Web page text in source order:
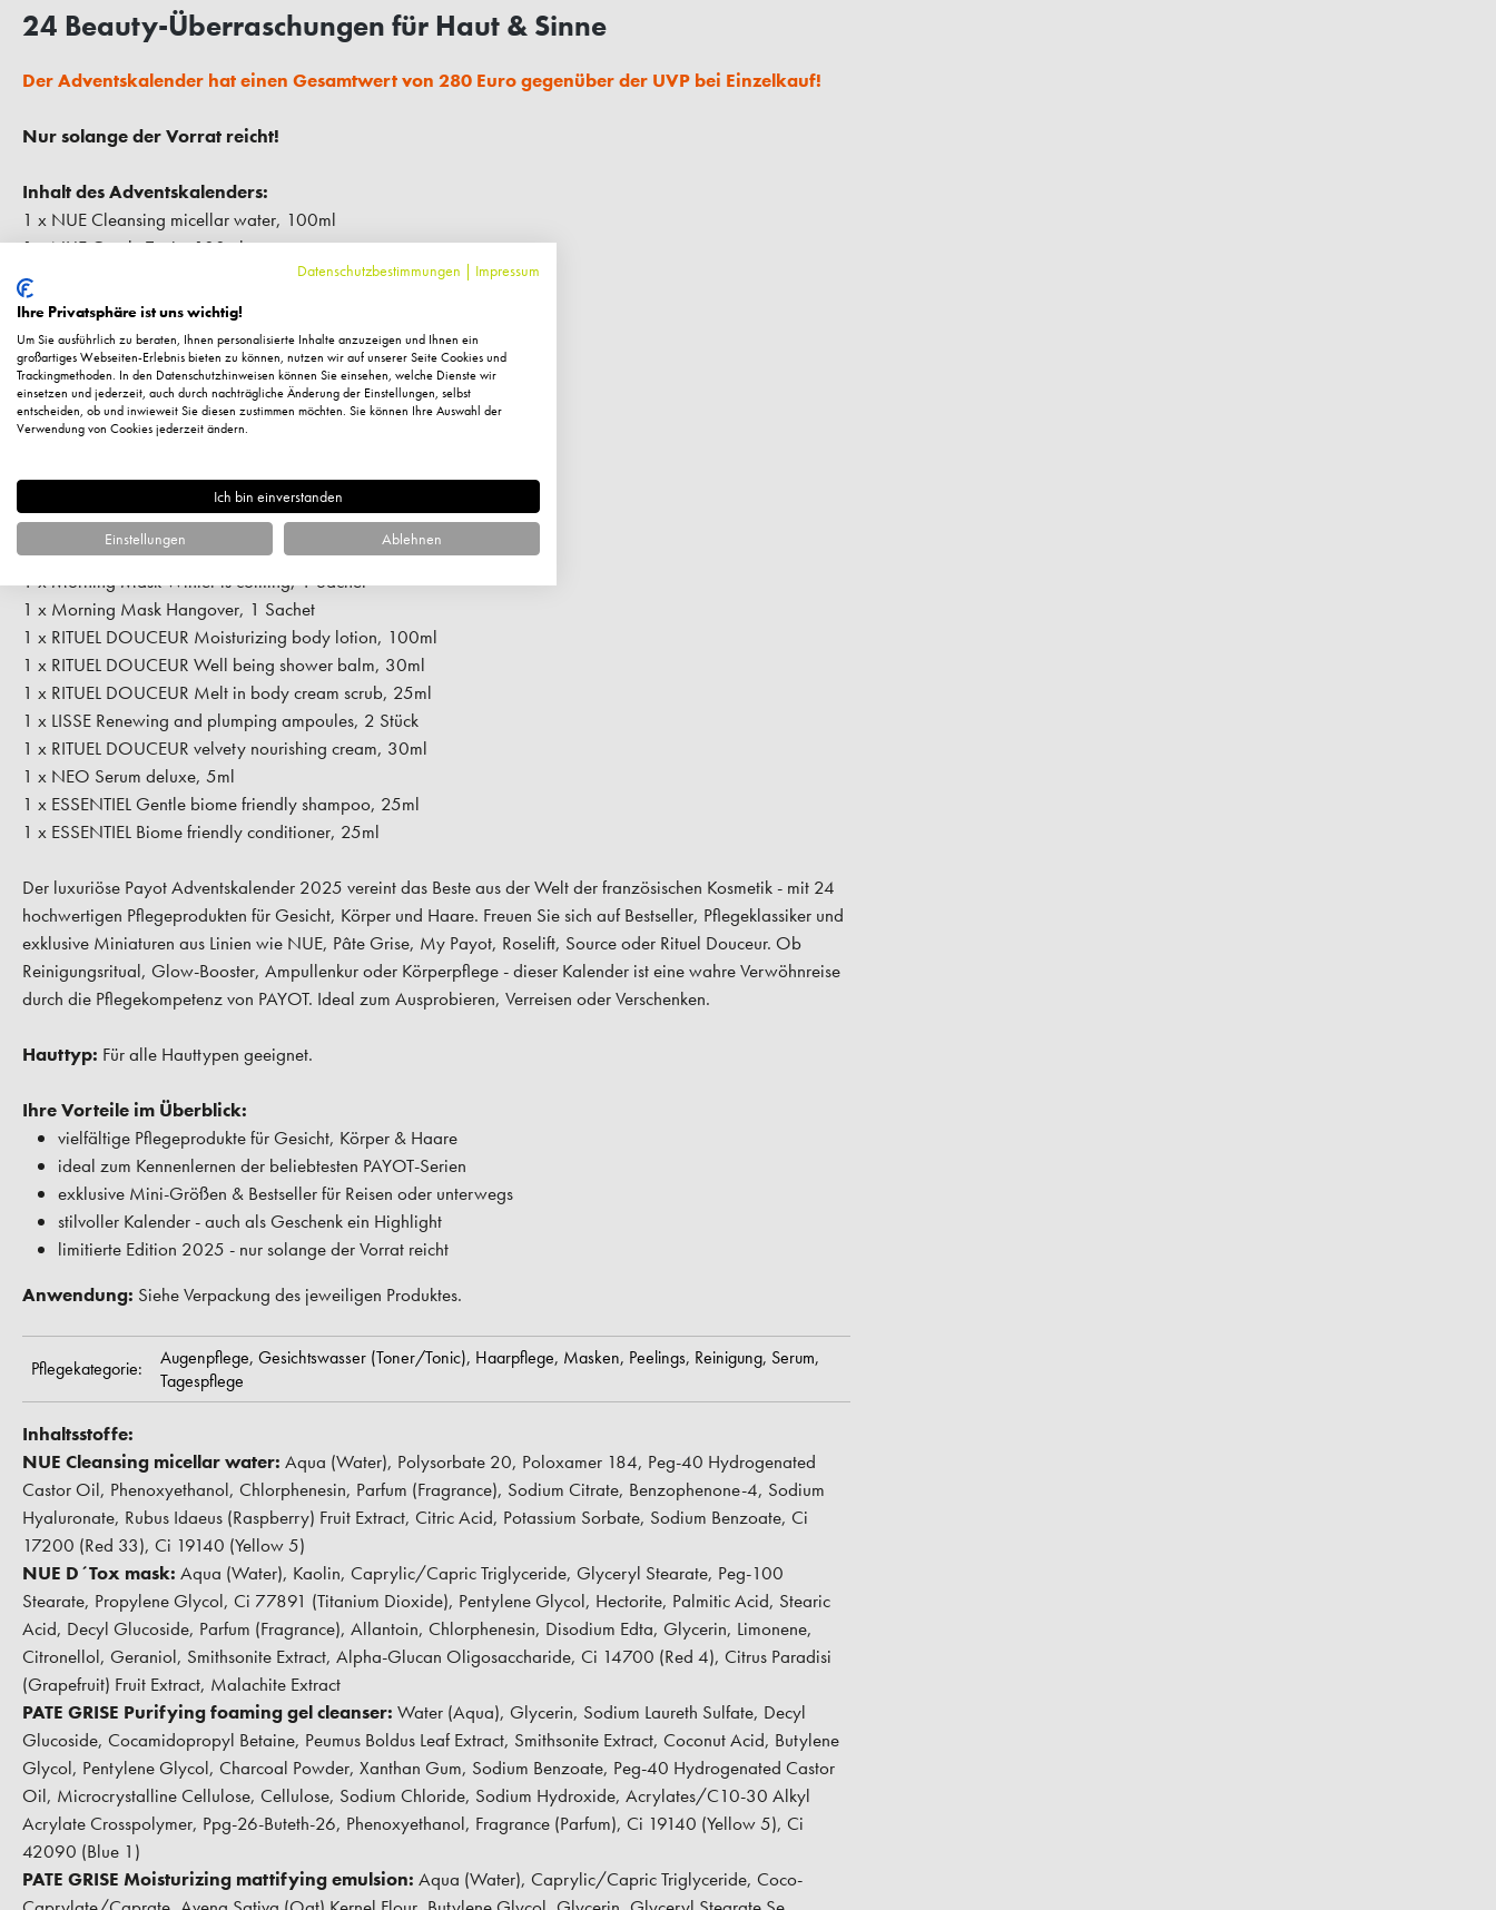
24 Beauty-Überraschungen für Haut & Sinne
Der Adventskalender hat einen Gesamtwert von 280 Euro gegenüber der UVP bei Einzelkauf!
Nur solange der Vorrat reicht!
Inhalt des Adventskalenders:
1 x NUE Cleansing micellar water, 100ml
1 x NUE Gentle Tonic, 100ml
1 x NUE D´Tox mask, 15ml
1 x PATE GRISE Purifying foaminggel cleanser, 50ml
1 x PATE GRISE Moisturizing mattifying emulsion, 15ml
1 x Konjak Sponge, 1 Stück
1 x MY PAYOT Radiance sleep mask, 15ml
1 x MY PAYOT Vitamin rich cream, 30ml
1 x No 2 Cachemire Cream, 15ml
1 x SOURCE Adaptogen moisturizing cream, 30ml
1 x SOURCE Rehydrating balm mask, 15ml
1 x ROSELIFT Lifting Eye patch, 1 Sachet
1 x Morning Mask Winter is coming, 1 Sachet
1 x Morning Mask Hangover, 1 Sachet
1 x RITUEL DOUCEUR Moisturizing body lotion, 100ml
1 x RITUEL DOUCEUR Well being shower balm, 30ml
1 x RITUEL DOUCEUR Melt in body cream scrub, 25ml
1 x LISSE Renewing and plumping ampoules, 2 Stück
1 x RITUEL DOUCEUR velvety nourishing cream, 30ml
1 x NEO Serum deluxe, 5ml
1 x ESSENTIEL Gentle biome friendly shampoo, 25ml
1 x ESSENTIEL Biome friendly conditioner, 25ml
Der luxuriöse Payot Adventskalender 2025 vereint das Beste aus der Welt der französischen Kosmetik - mit 24
hochwertigen Pflegeprodukten für Gesicht, Körper und Haare. Freuen Sie sich auf Bestseller, Pflegeklassiker und
exklusive Miniaturen aus Linien wie NUE, Pâte Grise, My Payot, Roselift, Source oder Rituel Douceur. Ob
Reinigungsritual, Glow-Booster, Ampullenkur oder Körperpflege - dieser Kalender ist eine wahre Verwöhnreise
durch die Pflegekompetenz von PAYOT. Ideal zum Ausprobieren, Verreisen oder Verschenken.
Hauttyp: Für alle Hauttypen geeignet.
Ihre Vorteile im Überblick:
vielfältige Pflegeprodukte für Gesicht, Körper & Haare
ideal zum Kennenlernen der beliebtesten PAYOT-Serien
exklusive Mini-Größen & Bestseller für Reisen oder unterwegs
stilvoller Kalender - auch als Geschenk ein Highlight
limitierte Edition 2025 - nur solange der Vorrat reicht
Anwendung: Siehe Verpackung des jeweiligen Produktes.
Pflegekategorie: Augenpflege, Gesichtswasser (Toner/Tonic), Haarpflege, Masken, Peelings, Reinigung, Serum,
Tagespflege
Inhaltsstoffe:
NUE Cleansing micellar water: Aqua (Water), Polysorbate 20, Poloxamer 184, Peg-40 Hydrogenated
Castor Oil, Phenoxyethanol, Chlorphenesin, Parfum (Fragrance), Sodium Citrate, Benzophenone-4, Sodium
Hyaluronate, Rubus Idaeus (Raspberry) Fruit Extract, Citric Acid, Potassium Sorbate, Sodium Benzoate, Ci
17200 (Red 33), Ci 19140 (Yellow 5)
NUE D´Tox mask: Aqua (Water), Kaolin, Caprylic/Capric Triglyceride, Glyceryl Stearate, Peg-100
Stearate, Propylene Glycol, Ci 77891 (Titanium Dioxide), Pentylene Glycol, Hectorite, Palmitic Acid, Stearic
Acid, Decyl Glucoside, Parfum (Fragrance), Allantoin, Chlorphenesin, Disodium Edta, Glycerin, Limonene,
Citronellol, Geraniol, Smithsonite Extract, Alpha-Glucan Oligosaccharide, Ci 14700 (Red 4), Citrus Paradisi
(Grapefruit) Fruit Extract, Malachite Extract
PATE GRISE Purifying foaming gel cleanser: Water (Aqua), Glycerin, Sodium Laureth Sulfate, Decyl
Glucoside, Cocamidopropyl Betaine, Peumus Boldus Leaf Extract, Smithsonite Extract, Coconut Acid, Butylene
Glycol, Pentylene Glycol, Charcoal Powder, Xanthan Gum, Sodium Benzoate, Peg-40 Hydrogenated Castor
Oil, Microcrystalline Cellulose, Cellulose, Sodium Chloride, Sodium Hydroxide, Acrylates/C10-30 Alkyl
Acrylate Crosspolymer, Ppg-26-Buteth-26, Phenoxyethanol, Fragrance (Parfum), Ci 19140 (Yellow 5), Ci
42090 (Blue 1)
PATE GRISE Moisturizing mattifying emulsion: Aqua (Water), Caprylic/Capric Triglyceride, Coco-
Datenschutzbestimmungen | Impressum
Ihre Privatsphäre ist uns wichtig!
Um Sie ausführlich zu beraten, Ihnen personalisierte Inhalte anzuzeigen und Ihnen ein
großartiges Webseiten-Erlebnis bieten zu können, nutzen wir auf unserer Seite Cookies und
Trackingmethoden. In den Datenschutzhinweisen können Sie einsehen, welche Dienste wir
einsetzen und jederzeit, auch durch nachträgliche Änderung der Einstellungen, selbst
entscheiden, ob und inwieweit Sie diesen zustimmen möchten. Sie können Ihre Auswahl der
Verwendung von Cookies jederzeit ändern.
Ich bin einverstanden
Einstellungen Ablehnen